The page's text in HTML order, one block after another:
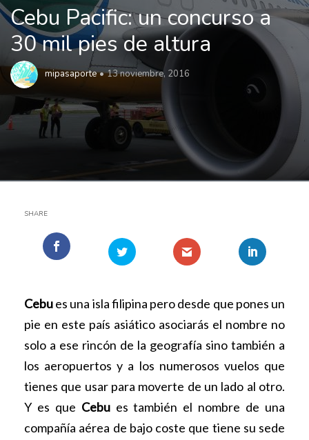
Cebu Pacific: un concurso a
30 mil pies de altura
mipasaporte 13 noviembre, 2016
SHARE
Cebues una isla filipina pero desde que pones un
pie en este país asiático asociarás el nombre no
solo a ese rincón de la geografía sino también a
los aeropuertos y a los numerosos vuelos que
tienes que usar para moverte de un lado al otro.
Y es que Cebues también el nombre de una
compañía aérea de bajo coste que tiene su sede